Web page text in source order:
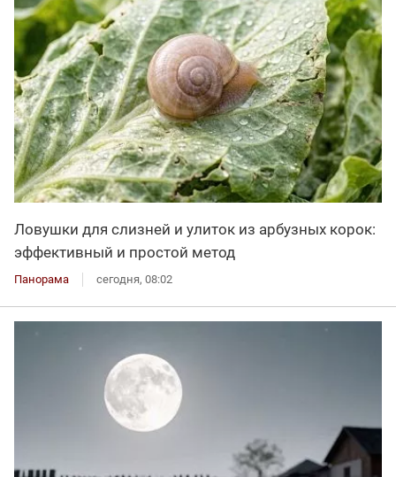
Ловушки для слизней и улиток из арбузных корок:
эффективный и простой метод
Панорама сегодня, 08:02